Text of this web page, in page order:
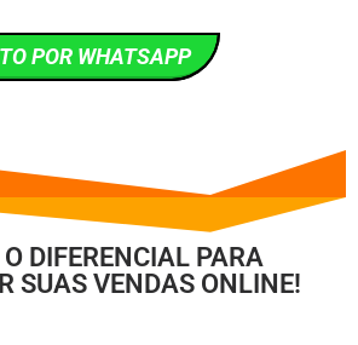
POR WHATSAPP
DIFERENCIAL PARA
SUAS VENDAS ONLINE!